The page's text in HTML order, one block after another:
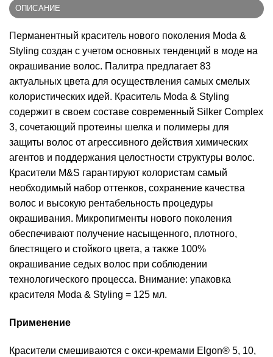
ОПИСАНИЕ
Перманентный краситель нового поколения Moda &
Styling создан с учетом основных тенденций в моде на
окрашивание волос. Палитра предлагает 83
актуальных цвета для осуществления самых смелых
колористических идей. Краситель Moda & Styling
содержит в своем составе современный Silker Complex
3, сочетающий протеины шелка и полимеры для
защиты волос от агрессивного действия химических
агентов и поддержания целостности структуры волос.
Красители M&S гарантируют колористам самый
необходимый набор оттенков, сохранение качества
волос и высокую рентабельность процедуры
окрашивания. Микропигменты нового поколения
обеспечивают получение насыщенного, плотного,
блестящего и стойкого цвета, а также 100%
окрашивание седых волос при соблюдении
технологического процесса. Внимание: упаковка
красителя Moda & Styling = 125 мл.
Применение
Красители смешиваются с окси-кремами Elgon® 5, 10,